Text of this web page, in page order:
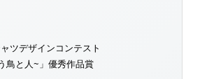
ツデザインコンテスト
鳥と人~」優秀作品賞